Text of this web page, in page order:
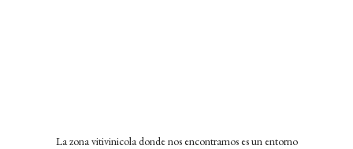
La zona vitivinicola donde nos encontramos es un entorno